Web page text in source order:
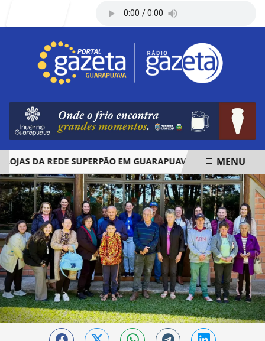
DA REDE SUPERPÃO EM GUARAPUAVA E PALMAS
EM ALTA
MENU